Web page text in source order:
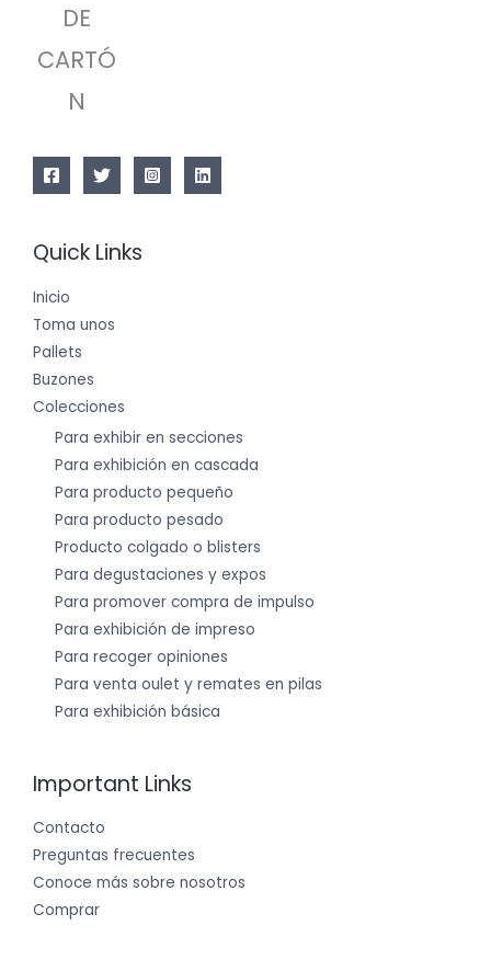
DE
CARTÓ
N
Quick Links
Inicio
Toma unos
Pallets
Buzones
Colecciones
Para exhibir en secciones
Para exhibición en cascada
Para producto pequeño
Para producto pesado
Producto colgado o blisters
Para degustaciones y expos
Para promover compra de impulso
Para exhibición de impreso
Para recoger opiniones
Para venta oulet y remates en pilas
Para exhibición básica
Important Links
Contacto
Preguntas frecuentes
Conoce más sobre nosotros
Comprar